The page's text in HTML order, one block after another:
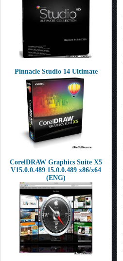
Pinnacle Studio 14 Ultimate
CorelDRAW Graphics Suite X5
V15.0.0.489 15.0.0.489 x86/x64
(ENG)